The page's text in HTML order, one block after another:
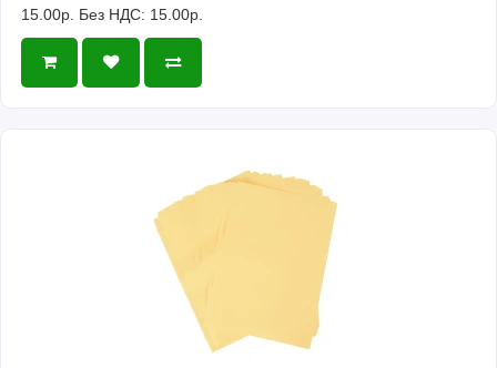
15.00р. Без НДС: 15.00р.